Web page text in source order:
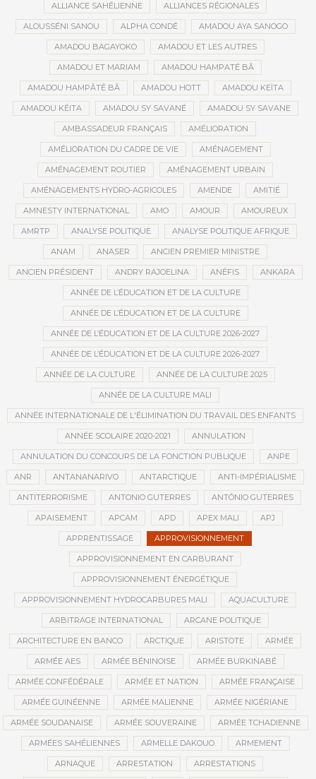
ALLIANCE SAHÉLIENNE ALLIANCES RÉGIONALES
ALOUSSÉNI SANOU ALPHA CONDÉ AMADOU AYA SANOGO
AMADOU BAGAYOKO AMADOU ET LES AUTRES
AMADOU ET MARIAM AMADOU HAMPATÉ BÂ
AMADOU HAMPÂTÉ BÂ AMADOU HOTT AMADOU KEÏTA
AMADOU KÉITA AMADOU SY SAVANÉ AMADOU SY SAVANE
AMBASSADEUR FRANÇAIS AMÉLIORATION
AMÉLIORATION DU CADRE DE VIE AMÉNAGEMENT
AMÉNAGEMENT ROUTIER AMÉNAGEMENT URBAIN
AMÉNAGEMENTS HYDRO-AGRICOLES AMENDE AMITIÉ
AMNESTY INTERNATIONAL AMO AMOUR AMOUREUX
AMRTP ANALYSE POLITIQUE ANALYSE POLITIQUE AFRIQUE
ANAM ANASER ANCIEN PREMIER MINISTRE
ANCIEN PRÉSIDENT ANDRY RAJOELINA ANÉFIS ANKARA
ANNÉE DE L’ÉDUCATION ET DE LA CULTURE
ANNÉE DE L’ÉDUCATION ET DE LA CULTURE
ANNÉE DE L’ÉDUCATION ET DE LA CULTURE 2026-2027
ANNÉE DE L’ÉDUCATION ET DE LA CULTURE 2026-2027
ANNÉE DE LA CULTURE ANNÉE DE LA CULTURE 2025
ANNÉE DE LA CULTURE MALI
ANNÉE INTERNATIONALE DE L'ÉLIMINATION DU TRAVAIL DES ENFANTS
ANNÉE SCOLAIRE 2020-2021 ANNULATION
ANNULATION DU CONCOURS DE LA FONCTION PUBLIQUE ANPE
ANR ANTANANARIVO ANTARCTIQUE ANTI-IMPÉRIALISME
ANTITERRORISME ANTONIO GUTERRES ANTÓNIO GUTERRES
APAISEMENT APCAM APD APEX MALI APJ
APPRENTISSAGE APPROVISIONNEMENT
APPROVISIONNEMENT EN CARBURANT
APPROVISIONNEMENT ÉNERGÉTIQUE
APPROVISIONNEMENT HYDROCARBURES MALI AQUACULTURE
ARBITRAGE INTERNATIONAL ARCANE POLITIQUE
ARCHITECTURE EN BANCO ARCTIQUE ARISTOTE ARMÉE
ARMÉE AES ARMÉE BÉNINOISE ARMÉE BURKINABÉ
ARMÉE CONFÉDÉRALE ARMÉE ET NATION ARMÉE FRANÇAISE
ARMÉE GUINÉENNE ARMÉE MALIENNE ARMÉE NIGÉRIANE
ARMÉE SOUDANAISE ARMÉE SOUVERAINE ARMÉE TCHADIENNE
ARMÉES SAHÉLIENNES ARMELLE DAKOUO ARMEMENT
ARNAQUE ARRESTATION ARRESTATIONS